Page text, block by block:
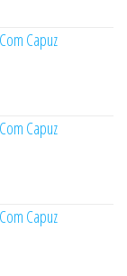
Capuz
Capuz
Capuz